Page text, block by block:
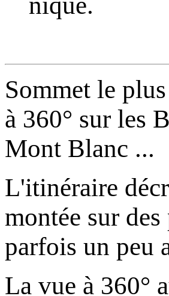
Sommet le
à 360° sur les
Mont Blanc ...
L'itinéraire
montée sur
parfois un peu
La vue à 360°